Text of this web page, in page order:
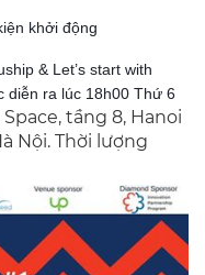
khởi động
& Let’s start with
diễn ra lúc 18h00 Thứ 6
tầng 8, Hanoi
Nội. Thời lượng